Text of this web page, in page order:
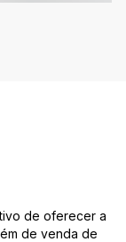
de oferecer a
de venda de